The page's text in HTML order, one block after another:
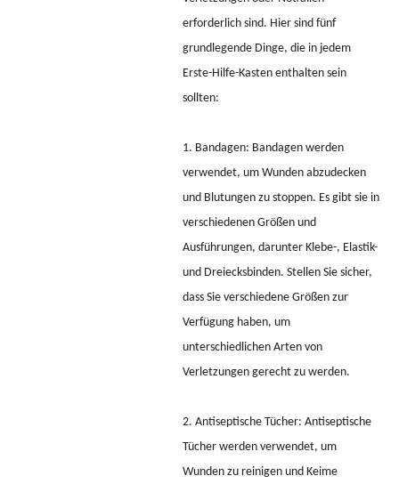
erforderlich sind. Hier sind fünf
grundlegende Dinge, die in jedem
Erste-Hilfe-Kasten enthalten sein
sollten:
1. Bandagen: Bandagen werden
verwendet, um Wunden abzudecken
und Blutungen zu stoppen. Es gibt sie in
verschiedenen Größen und
Ausführungen, darunter Klebe-, Elastik-
und Dreiecksbinden. Stellen Sie sicher,
dass Sie verschiedene Größen zur
Verfügung haben, um
unterschiedlichen Arten von
Verletzungen gerecht zu werden.
2. Antiseptische Tücher: Antiseptische
Tücher werden verwendet, um
Wunden zu reinigen und Keime